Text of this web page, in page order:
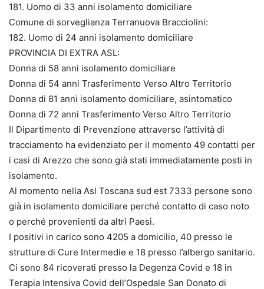
181. Uomo di 33 anni isolamento domiciliare
Comune di sorveglianza Terranuova Bracciolini:
182. Uomo di 24 anni isolamento domiciliare
PROVINCIA DI EXTRA ASL:
Donna di 58 anni isolamento domiciliare
Donna di 54 anni Trasferimento Verso Altro Territorio
Donna di 81 anni isolamento domiciliare, asintomatico
Donna di 72 anni Trasferimento Verso Altro Territorio
Il Dipartimento di Prevenzione attraverso l’attività di
tracciamento ha evidenziato per il momento 49 contatti per
i casi di Arezzo che sono già stati immediatamente posti in
isolamento.
Al momento nella Asl Toscana sud est 7333 persone sono
già in isolamento domiciliare perché contatto di caso noto
o perché provenienti da altri Paesi.
I positivi in carico sono 4205 a domicilio, 40 presso le
strutture di Cure Intermedie e 18 presso l’albergo sanitario.
Ci sono 84 ricoverati presso la Degenza Covid e 18 in
Terapia Intensiva Covid dell’Ospedale San Donato di